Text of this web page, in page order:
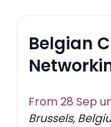
Belgian
From 28 Sep
Brussels,